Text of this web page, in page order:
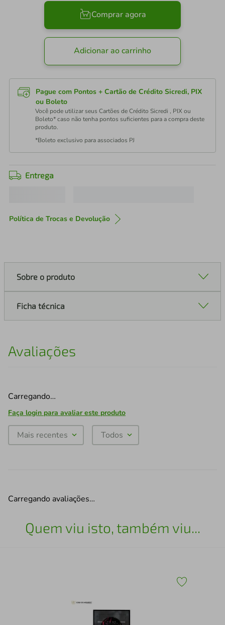
Comprar agora
Adicionar ao carrinho
Pague com Pontos + Cartão de Crédito Sicredi, PIX
ou Boleto
Você pode utilizar seus Cartões de Crédito Sicredi , PIX ou
Boleto* caso não tenha pontos suficientes para a compra deste
produto.
*Boleto exclusivo para associados PJ
Entrega
Política de Trocas e Devolução
Sobre o produto
Ficha técnica
Avaliações
Carregando…
Faça login para avaliar este produto
Mais recentes Todos
Carregando avaliações…
Quem viu isto, também viu...